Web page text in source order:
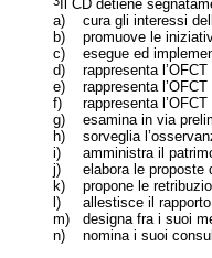
Il CD detiene
a)
cura gli interessi
b)
promuove le
c)
esegue ed
d)
rappresenta
e)
rappresenta
f)
rappresenta
g)
esamina in via
h)
sorveglia
i)
amministra il
j)
elabora le proposte
k)
propone le
l)
allestisce il
m)
designa fra i suoi
n)
nomina i suoi